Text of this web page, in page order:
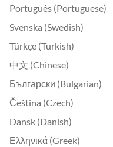
Português (Portuguese)
Svenska (Swedish)
Türkçe (Turkish)
中文 (Chinese)
Български (Bulgarian)
Čeština (Czech)
Dansk (Danish)
Ελληνικά (Greek)